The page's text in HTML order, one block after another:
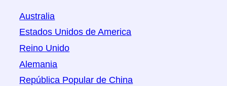
Australia
Estados Unidos de America
Reino Unido
Alemania
República Popular de China